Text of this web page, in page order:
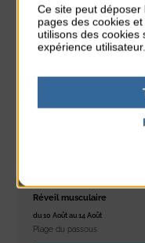
du 9 Août au 9 Août
Place du Général de Gaulle
Réveil musculaire
du 10 Août au 14 Août
Plage du passous
Ce site peut
pages des cookies
utilisons des cookies
expérience utilisateur.